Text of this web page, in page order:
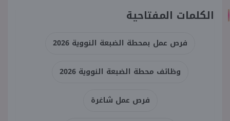
الكلمات المفتاحية
فرص عمل بمحطة الضبعة النووية 2026
وظائف محطة الضبعة النووية 2026
فرص عمل شاغرة